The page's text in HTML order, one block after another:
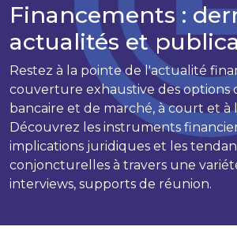
Financements :
actualités et
Restez à la pointe de l'actualité
couverture exhaustive des options
bancaire et de marché, à court et à
Découvrez les instruments
implications juridiques et les
conjoncturelles à travers une
interviews, supports de réunion.